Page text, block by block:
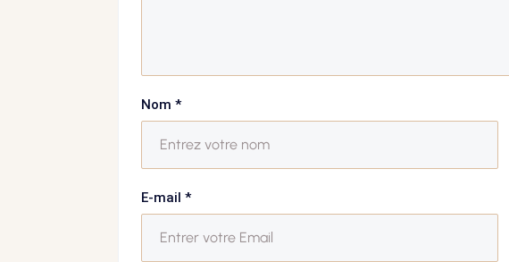
Nom *
E-mail *